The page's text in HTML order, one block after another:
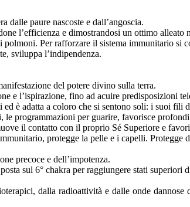
dalle paure nascoste e dall’angoscia.
l’efficienza e dimostrandosi un ottimo alleato
Per rafforzare il sistema immunitario si
sviluppa l’indipendenza.
del potere divino sulla terra.
e l’ispirazione, fino ad acuire predisposizioni
è adatta a coloro che si sentono soli: i suoi fili
le programmazioni per guarire, favorisce
il contatto con il proprio Sé Superiore e
protegge la pelle e i capelli. Protegge
precoce e dell’impotenza.
sul 6° chakra per raggiungere stati superiori
dalla radioattività e dalle onde